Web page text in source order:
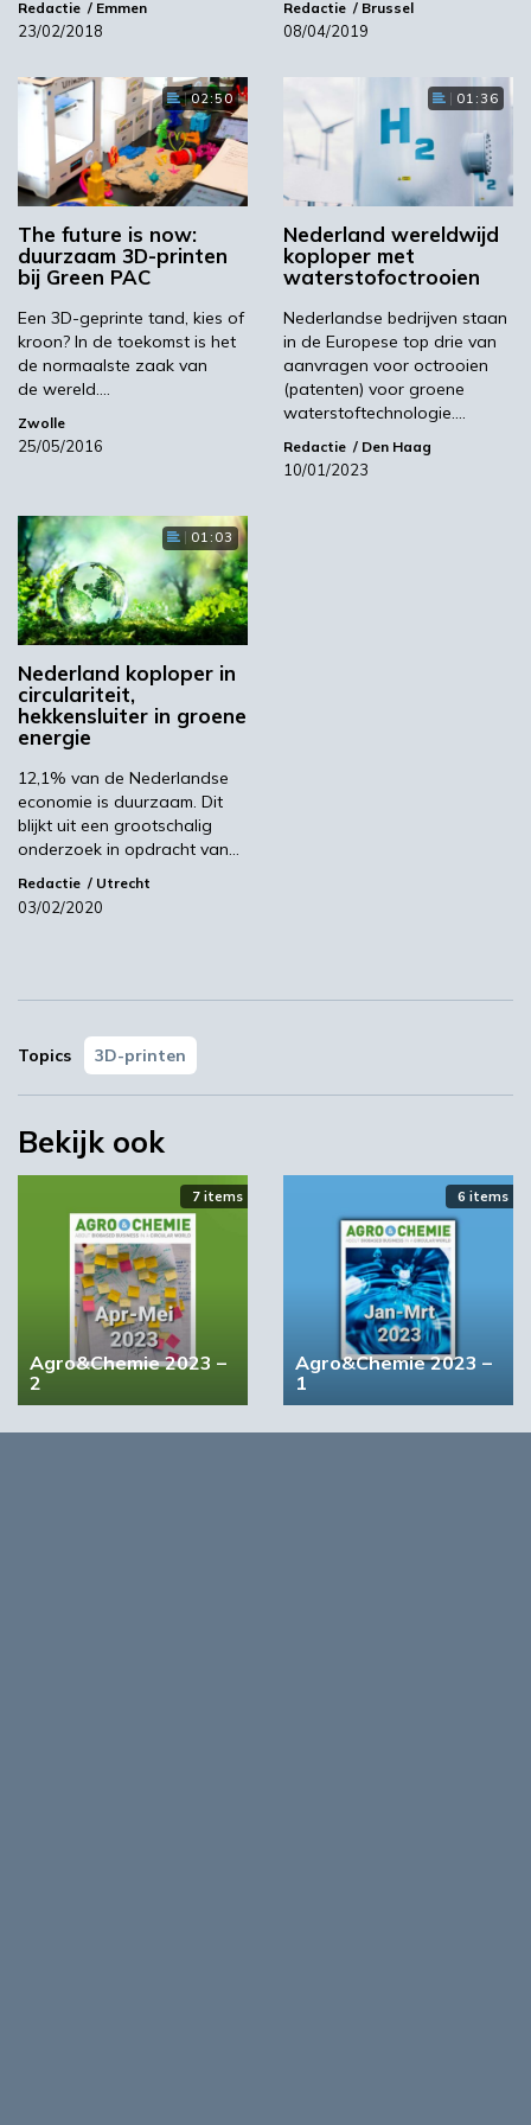
BFF & Rely
Nederland neemt wereldwijd een leidende
positie in als het gaat om gerecycled filament.
Een van de toonaangevende bedrijven
is Better Future Factory (BFF). Onder het
merk Refil bieden zij verschillende soorten
gerecycled filament aan. Dat wordt
bijvoorbeeld gehaald uit oude dashboards,
PET-flessen en koelkastinterieurs. BFF is
hiermee marktleider. Relay 3D is een andere
Nederlands bedrijf dat hard aan de weg
timmert. Zij waarderen SLS-poeder opnieuw
De internationale markt voor 3D printing
groeit hard. Steeds meer eindproducten
al op industriële schaal ingezet voor de lucht-
en ruimtevaart, medische markten,
machinebouwers en maakindustrie.
Voor meer informatie zie het complete
onderzoeksrapport.
Het complete onderzoeksrapport
Meest gelezen
YPACK project gestart in Spanje
Redactie Emmen
23/02/2018
Redactie Brussel
08/04/2019
02:50
The future is now:
duurzaam 3D-printen
bij Green PAC
Een 3D-geprinte tand, kies of
kroon? In de toekomst is het
de normaalste zaak van
de wereld.…
Zwolle
25/05/2016
01:36
Nederland wereldwijd
koploper met
waterstofoctrooien
Nederlandse bedrijven staan
in de Europese top drie van
aanvragen voor octrooien
(patenten) voor groene
waterstoftechnologie.…
Redactie Den Haag
10/01/2023
01:03
Nederland koploper in
circulariteit,
hekkensluiter in groene
energie
12,1% van de Nederlandse
economie is duurzaam. Dit
blijkt uit een grootschalig
onderzoek in opdracht van…
Redactie Utrecht
03/02/2020
Topics 3D-printen
Bekijk ook
7 items
Agro&Chemie 2023 –
2
6 items
Agro&Chemie 2023 –
1